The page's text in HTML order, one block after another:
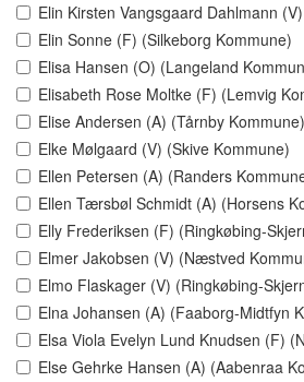
Elin Kirsten Vangsgaard Dahlmann
Elin Sonne (F) (Silkeborg Kommune)
Elisa Hansen (O) (Langeland
Elisabeth Rose Moltke (F) (Lemvig
Elise Andersen (A) (Tårnby Kommune)
Elke Mølgaard (V) (Skive Kommune)
Ellen Petersen (A) (Randers
Ellen Tærsbøl Schmidt (A) (Horsens
Elly Frederiksen (F) (Ringkøbing-
Elmer Jakobsen (V) (Næstved
Elmo Flaskager (V) (Ringkøbing-
Elna Johansen (A) (Faaborg-Midtfyn
Elsa Viola Evelyn Lund Knudsen (F)
Else Gehrke Hansen (A) (Aabenraa